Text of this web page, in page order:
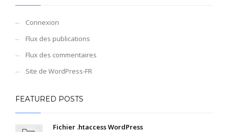
Connexion
Flux des publications
Flux des commentaires
Site de WordPress-FR
FEATURED POSTS
Fichier .htaccess WordPress